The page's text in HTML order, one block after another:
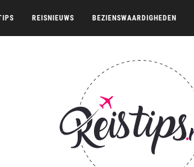
REISNIEUWS BEZIENSWAARDIGHEDEN